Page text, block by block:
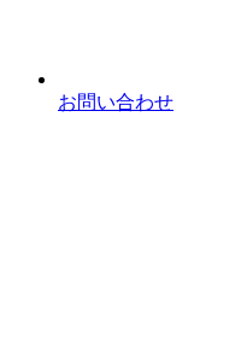
お問い合わせ